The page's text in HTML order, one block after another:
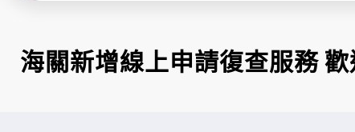
海關新增線上申請復查服務